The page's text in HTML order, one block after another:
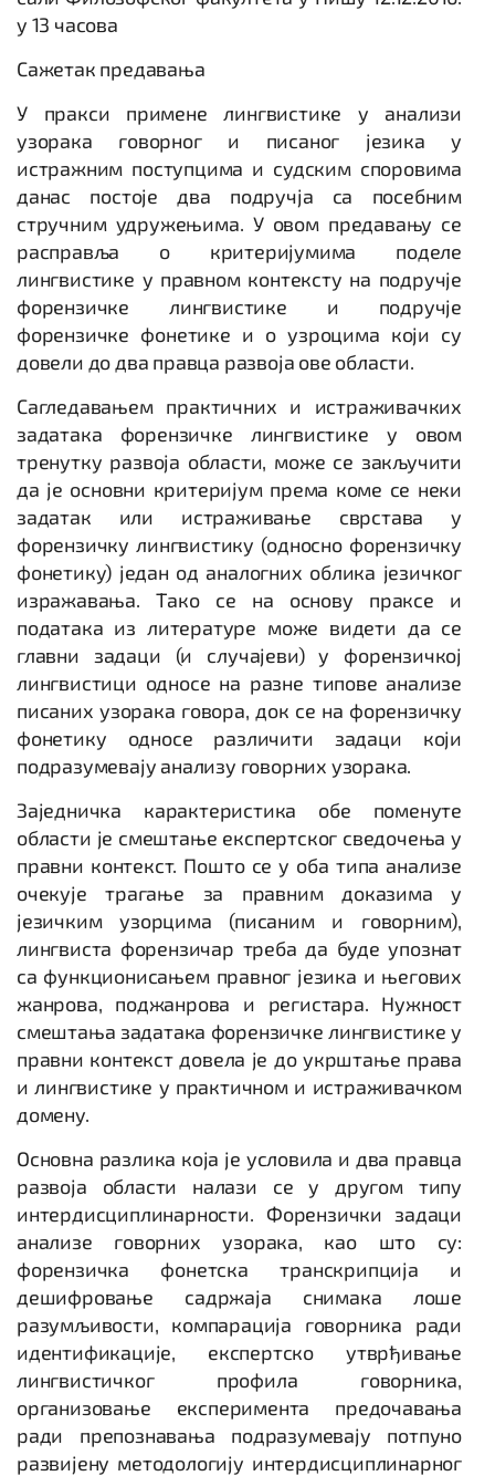
у 13 часова
Сажетак предавања
У пракси примене лингвистике у анализи
узорака говорног и писаног језика у
истражним поступцима и судским споровима
данас постоје два подручја са посебним
стручним удружењима. У овом предавању се
расправља о критеријумима поделе
лингвистике у правном контексту на подручје
форензичке лингвистике и подручје
форензичке фонетике и о узроцима који су
довели до два правца развоја ове области.
Сагледавањем практичних и истраживачких
задатака форензичке лингвистике у овом
тренутку развоја области, може се закључити
да је основни критеријум према коме се неки
задатак или истраживање сврстава у
форензичку лингвистику (односно форензичку
фонетику) један од аналогних облика језичког
изражавања. Тако се на основу праксе и
података из литературе може видети да се
главни задаци (и случајеви) у форензичкој
лингвистици односе на разне типове анализе
писаних узорака говора, док се на форензичку
фонетику односе различити задаци који
подразумевају анализу говорних узорака.
Заједничка карактеристика обе поменуте
области је смештање експертског сведочења у
правни контекст. Пошто се у оба типа анализе
очекује трагање за правним доказима у
језичким узорцима (писаним и говорним),
лингвиста форензичар треба да буде упознат
са функционисањем правног језика и његових
жанрова, поджанрова и регистара. Нужност
смештања задатака форензичке лингвистике у
правни контекст довела је до укрштање права
и лингвистике у практичном и истраживачком
домену.
Основна разлика која је условила и два правца
развоја области налази се у другом типу
интердисциплинарности. Форензички задаци
анализе говорних узорака, као што су:
форензичка фонетска транскрипција и
дешифровање садржаја снимака лоше
разумљивости, компарација говорника ради
идентификације, експертско утврђивање
лингвистичког профила говорника,
организовање експеримента предочавања
ради препознавања подразумевају потпуно
развијену методологију интердисциплинарног